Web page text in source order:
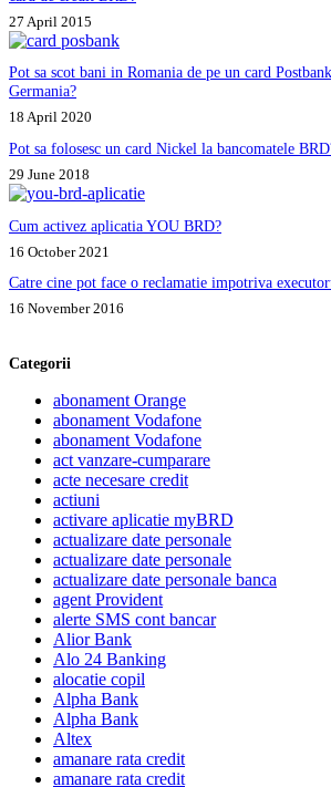
27 April 2015
Pot sa scot bani in Romania de pe un card
Germania?
18 April 2020
Pot sa folosesc un card Nickel la bancomatele
29 June 2018
Cum activez aplicatia YOU BRD?
16 October 2021
Catre cine pot face o reclamatie impotriva
16 November 2016
Categorii
abonament Orange
abonament Vodafone
abonament Vodafone
act vanzare-cumparare
acte necesare credit
actiuni
activare aplicatie myBRD
actualizare date personale
actualizare date personale
actualizare date personale banca
agent Provident
alerte SMS cont bancar
Alior Bank
Alo 24 Banking
alocatie copil
Alpha Bank
Alpha Bank
Altex
amanare rata credit
amanare rata credit